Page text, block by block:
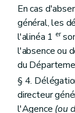
En cas
général, les
l'alinéa 1 er
l'absence ou
du
§ 4.
directeur
l'Agence (ou